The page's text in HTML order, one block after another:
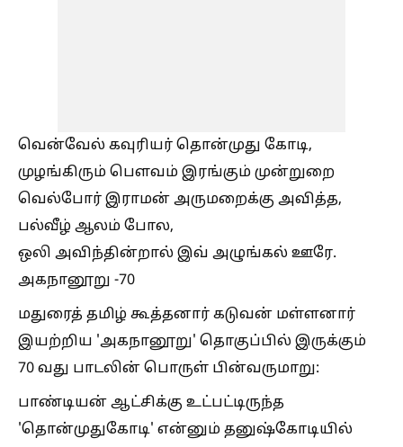
வென்வேல் கவுரியர் தொன்முது கோடி,
முழங்கிரும் பௌவம் இரங்கும் முன்றுறை
வெல்போர் இராமன் அருமறைக்கு அவித்த,
பல்வீழ் ஆலம் போல,
ஒலி அவிந்தின்றால் இவ் அழுங்கல் ஊரே.
அகநானூறு -70
மதுரைத் தமிழ் கூத்தனார் கடுவன் மள்ளனார்
இயற்றிய 'அகநானூறு' தொகுப்பில் இருக்கும்
70 வது பாடலின் பொருள் பின்வருமாறு:
பாண்டியன் ஆட்சிக்கு உட்பட்டிருந்த
'தொன்முதுகோடி' என்னும் தனுஷ்கோடியில்